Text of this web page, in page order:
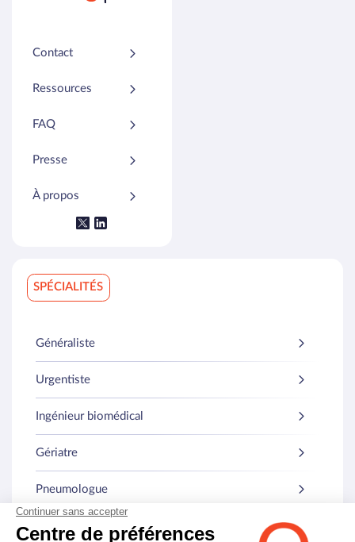
Contact
Ressources
FAQ
Presse
À propos
SPÉCIALITÉS
Généraliste
Urgentiste
Ingénieur biomédical
Gériatre
Pneumologue
Médecine interne